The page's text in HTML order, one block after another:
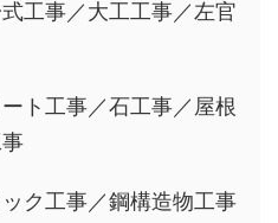
工事／大工工事／左官
ト工事／石工事／屋根
ク工事／鋼構造物工事